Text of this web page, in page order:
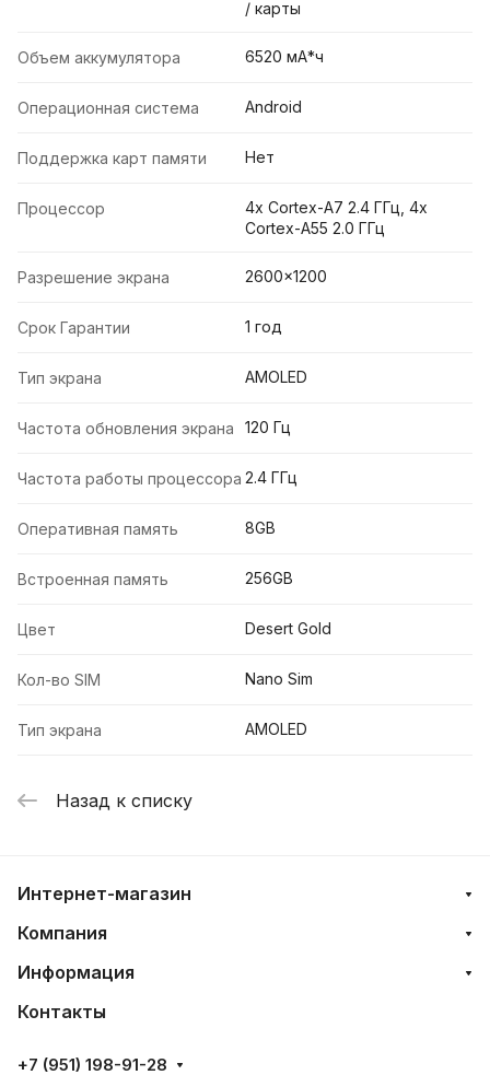
/ карты
Объем аккумулятора 6520 мА*ч
Операционная система Android
Поддержка карт памяти Нет
Процессор
4x Cortex-A7 2.4 ГГц, 4x
Cortex-A55 2.0 ГГц
Разрешение экрана 2600x1200
Срок Гарантии 1 год
Тип экрана AMOLED
Частота обновления экрана 120 Гц
Частота работы процессора 2.4 ГГц
Оперативная память 8GB
Встроенная память 256GB
Цвет Desert Gold
Кол-во SIM Nano Sim
Тип экрана AMOLED
Назад к списку
Интернет-магазин
Компания
Информация
Контакты
+7 (951) 198-91-28